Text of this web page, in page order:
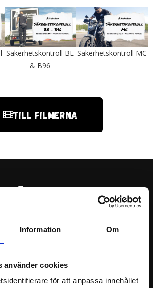
Information Om
använder cookies
för att anpassa innehållet
Säkerhetskontroll BE
& B96
Säkerhetskontroll MC
Till filmerna
6, 632 27 Eskilstuna
016 - 13 95 00